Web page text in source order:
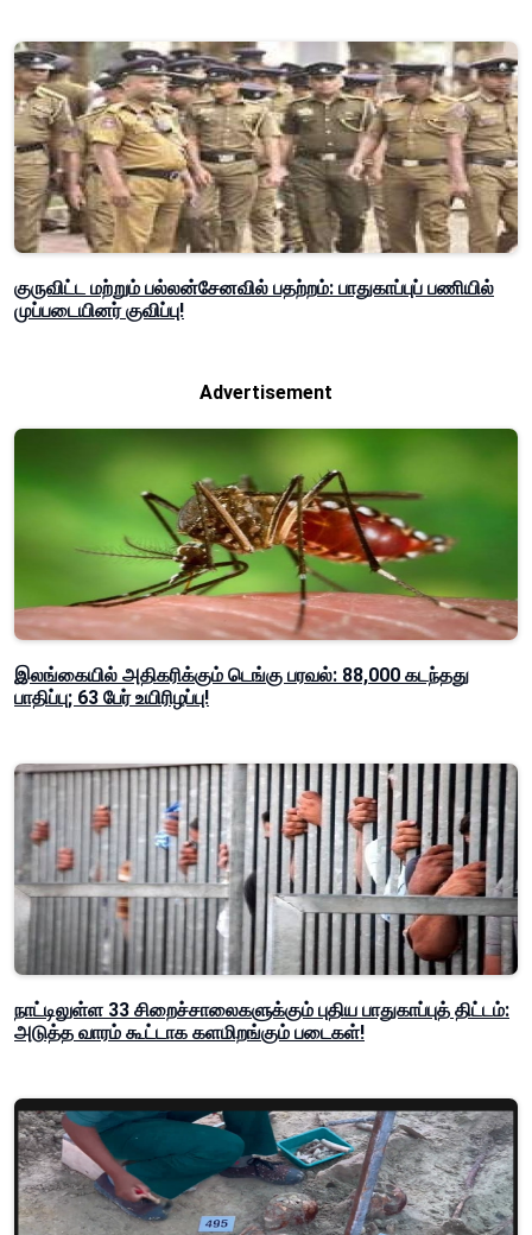
குருவிட்ட மற்றும் பல்லன்சேனவில் பதற்றம்: பாதுகாப்புப் பணியில்
முப்படையினர் குவிப்பு!
Advertisement
இலங்கையில் அதிகரிக்கும் டெங்கு பரவல்: 88,000 கடந்தது
பாதிப்பு; 63 பேர் உயிரிழப்பு!
நாட்டிலுள்ள 33 சிறைச்சாலைகளுக்கும் புதிய பாதுகாப்புத் திட்டம்:
அடுத்த வாரம் கூட்டாக களமிறங்கும் படைகள்!